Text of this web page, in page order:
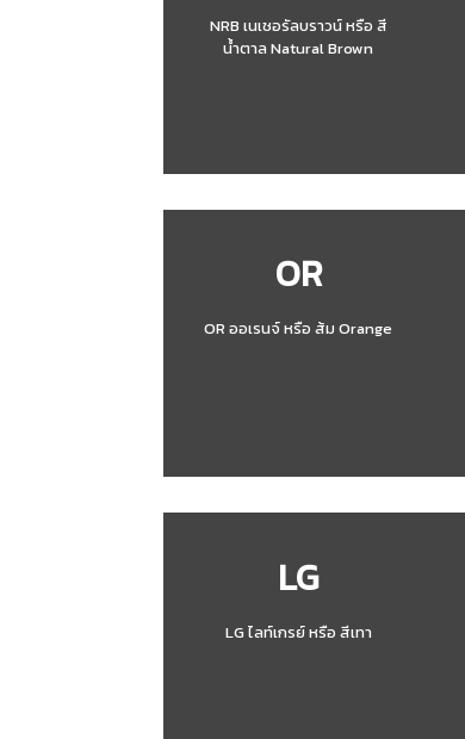
NRB เนเชอรัลบราวน์ หรือ สี
น้ำตาล Natural Brown
OR
OR ออเรนจ์ หรือ ส้ม Orange
LG
LG ไลท์เกรย์ หรือ สีเทา